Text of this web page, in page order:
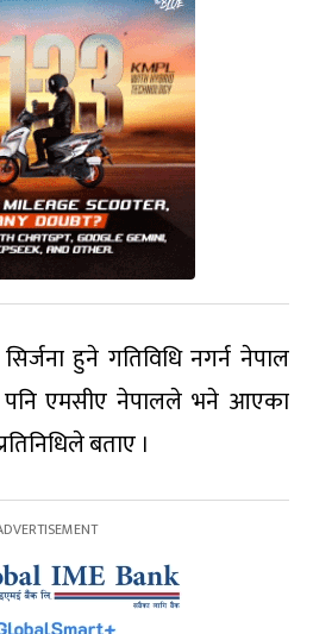
हुने गतिविधि नगर्न नेपाल
एमसीए नेपालले भने आएका
बताए ।